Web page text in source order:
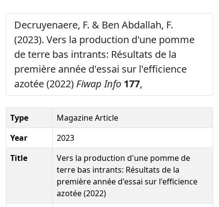
Decruyenaere, F. & Ben Abdallah, F.
(2023). Vers la production d'une pomme
de terre bas intrants: Résultats de la
première année d'essai sur l'efficience
azotée (2022) Fiwap Info 177,
Type
Magazine Article
Year
2023
Title
Vers la production d'une pomme de
terre bas intrants: Résultats de la
première année d'essai sur l'efficience
azotée (2022)